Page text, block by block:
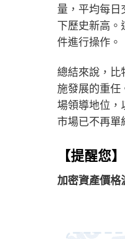
量，平均每日
下歷史新高
件進行操作。
總結來說，比
施發展的重任
場領導地位，
市場已不再單
【提醒您】
加密資產價格